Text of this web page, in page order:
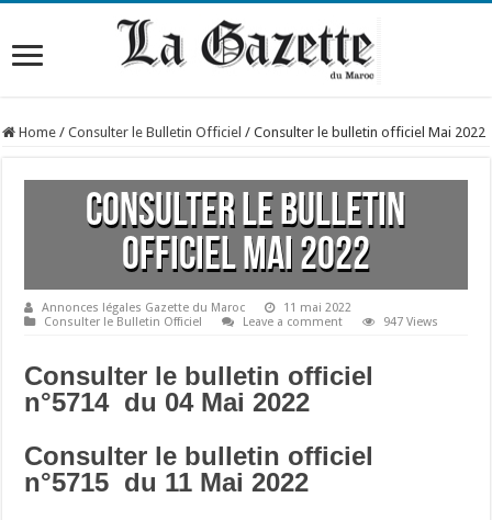
Home / Consulter le Bulletin Officiel / Consulter le bulletin officiel Mai 2022
Consulter le bulletin
officiel Mai 2022
Annonces légales Gazette du Maroc
11 mai 2022
Consulter le Bulletin Officiel
Leave a comment 947 Views
Consulter le bulletin officiel
n°5714 du 04 Mai 2022
Consulter le bulletin officiel
n°5715 du 11 Mai 2022